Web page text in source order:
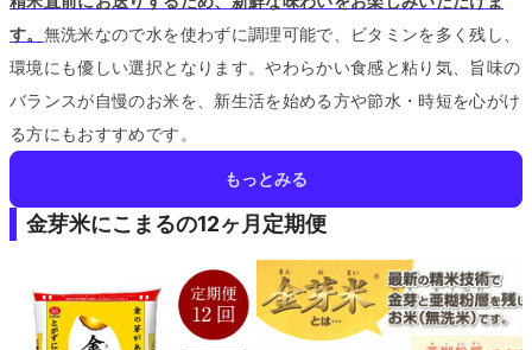
す。 無洗米なので水を使わずに調理可能で、ビタミンを多く残し、
環境にも優しい選択となります。やわらかい食感と粘り気、旨味の
バランスが自慢のお米を、新生活を始める方や節水・時短を心がけ
る方にもおすすめです。
もっとみる
金芽米にこまるの12ヶ月定期便